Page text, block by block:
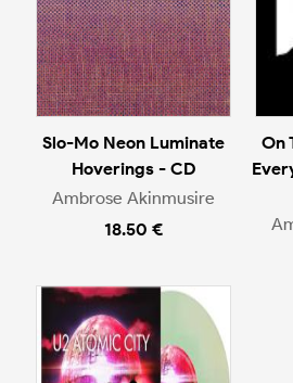
Slo-Mo Neon Luminate
Hoverings - CD
Ambrose Akinmusire
18.50 €
On